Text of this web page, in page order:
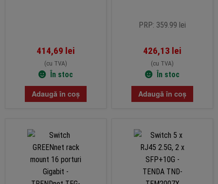
414,69 lei
(cu TVA)
În stoc
Adaugă în coș
PRP: 359.99 lei
426,13 lei
(cu TVA)
În stoc
Adaugă în coș